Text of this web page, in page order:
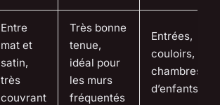
Entre
mat et
satin,
très
couvrant
Très bonne
tenue,
idéal pour
les murs
fréquentés
Entrées,
couloirs,
chambres
d’enfants